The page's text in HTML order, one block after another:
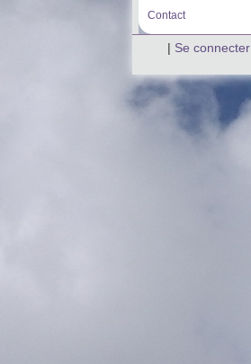
Contact
| Se connecter